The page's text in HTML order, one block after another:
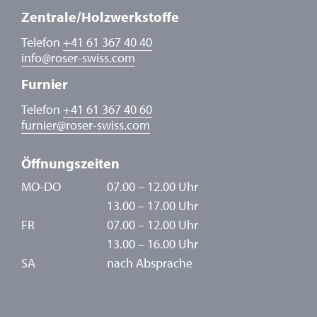
Zentrale/Holzwerkstoffe
Telefon +41 61 367 40 40
info@roser-swiss.com
Furnier
Telefon +41 61 367 40 60
furnier@roser-swiss.com
Öffnungszeiten
MO-DO
07.00 – 12.00 Uhr
13.00 – 17.00 Uhr
FR
07.00 – 12.00 Uhr
13.00 – 16.00 Uhr
SA
nach Absprache